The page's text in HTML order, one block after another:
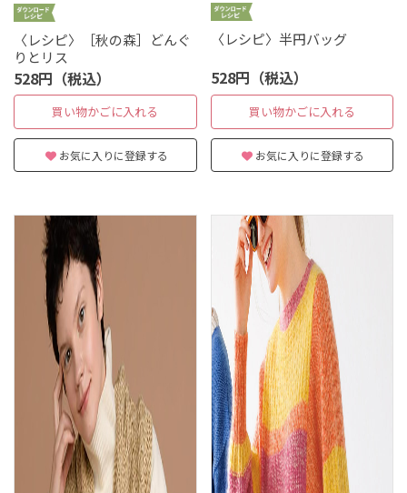
〈レシピ〉［秋の森］どんぐ
りとリス
528円（税込）
買い物かごに入れる
お気に入りに登録する
〈レシピ〉半円バッグ
528円（税込）
買い物かごに入れる
お気に入りに登録する